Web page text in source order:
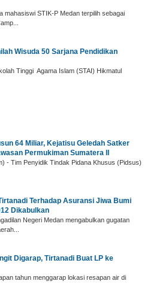
mahasiswi STIK-P Medan terpilih sebagai
Wisuda 50 Sarjana Pendidikan
Tinggi Agama Islam (STAI) Hikmatul
64 Miliar, Kejatisu Geledah Satker
Permukiman Sumatera II
- Tim Penyidik Tindak Pidana Khusus (Pidsus)
Terhadap Asuransi Jiwa Bumi
Dikabulkan
Negeri Medan mengabulkan gugatan
Digarap, Tirtanadi Buat LP ke
tahun menggarap lokasi resapan air di